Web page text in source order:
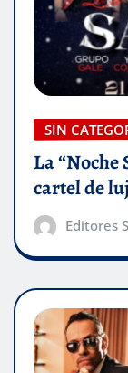
SIN
La “Noche
cartel de
Editores